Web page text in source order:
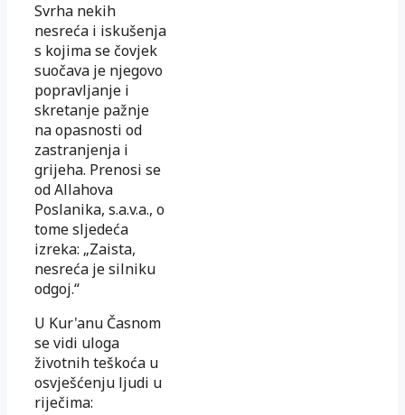
Svrha nekih
nesreća i iskušenja
s kojima se čovjek
suočava je njegovo
popravljanje i
skretanje pažnje
na opasnosti od
zastranjenja i
grijeha. Prenosi se
od Allahova
Poslanika, s.a.v.a., o
tome sljedeća
izreka: „Zaista,
nesreća je silniku
odgoj.“
U Kur'anu Časnom
se vidi uloga
životnih teškoća u
osvješćenju ljudi u
riječima: